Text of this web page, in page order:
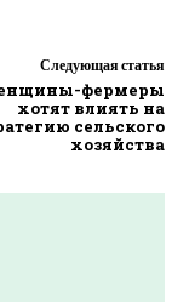
Следующая статья
фермеры
хотят влиять на
сельского
хозяйства